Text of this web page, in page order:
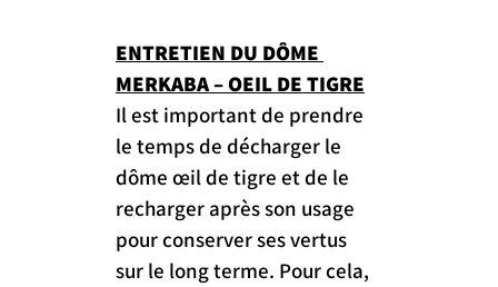
ENTRETIEN DU DÔME
MERKABA – OEIL DE TIGRE
Il est important de prendre
le temps de décharger le
dôme œil de tigre et de le
recharger après son usage
pour conserver ses vertus
sur le long terme. Pour cela,